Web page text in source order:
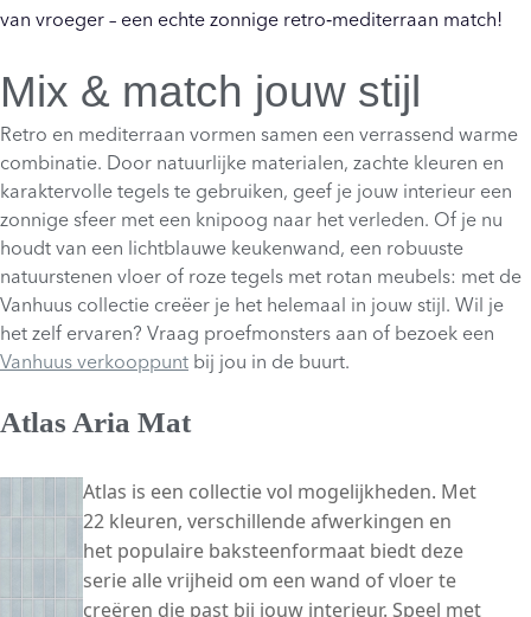
van vroeger – een echte zonnige retro‑mediterraan match!
Mix & match jouw stijl
Retro en mediterraan vormen samen een verrassend warme
combinatie. Door natuurlijke materialen, zachte kleuren en
karaktervolle tegels te gebruiken, geef je jouw interieur een
zonnige sfeer met een knipoog naar het verleden. Of je nu
houdt van een lichtblauwe keukenwand, een robuuste
natuurstenen vloer of roze tegels met rotan meubels: met de
Vanhuus collectie creëer je het helemaal in jouw stijl. Wil je
het zelf ervaren? Vraag proefmonsters aan of bezoek een
Vanhuus verkooppunt bij jou in de buurt.
Atlas Aria Mat
Atlas is een collectie vol mogelijkheden. Met
22 kleuren, verschillende afwerkingen en
het populaire baksteenformaat biedt deze
serie alle vrijheid om een wand of vloer te
creëren die past bij jouw interieur. Speel met